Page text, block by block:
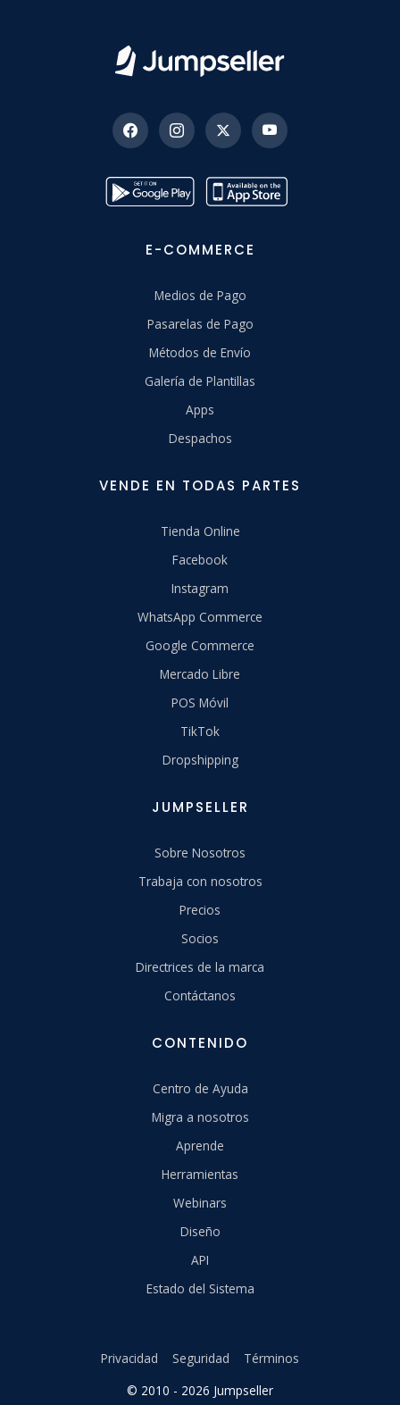
E-COMMERCE
Medios de Pago
Pasarelas de Pago
Métodos de Envío
Galería de Plantillas
Apps
Despachos
VENDE EN TODAS PARTES
Tienda Online
Facebook
Instagram
WhatsApp Commerce
Google Commerce
Mercado Libre
POS Móvil
TikTok
Dropshipping
JUMPSELLER
Sobre Nosotros
Trabaja con nosotros
Precios
Socios
Directrices de la marca
Contáctanos
CONTENIDO
Centro de Ayuda
Migra a nosotros
Aprende
Herramientas
Webinars
Diseño
API
Estado del Sistema
© 2010 - 2026 Jumpseller
Privacidad Seguridad Términos